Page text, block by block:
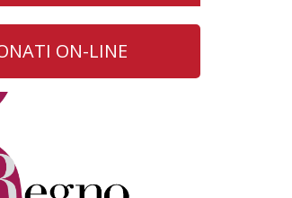
ON-LINE